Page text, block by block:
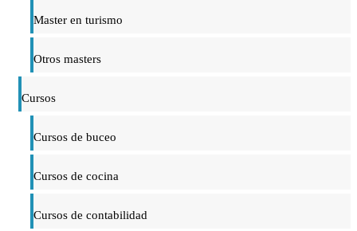
Master en turismo
Otros masters
Cursos
Cursos de buceo
Cursos de cocina
Cursos de contabilidad